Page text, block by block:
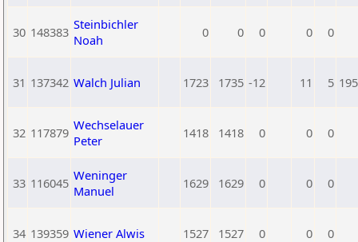
30 148383 Steinbichler
Noah
0 0 0 0 0
31 137342 Walch Julian 1723 1735 -12 11 5
32 117879 Wechselauer
Peter
1418 1418 0 0 0
33 116045 Weninger
Manuel
1629 1629 0 0 0
34 139359 Wiener Alwis 1527 1527 0 0 0